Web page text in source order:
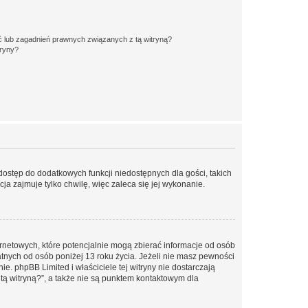
zagadnień prawnych związanych z tą witryną?
do dodatkowych funkcji niedostępnych dla gości, takich
zajmuje tylko chwilę, więc zaleca się jej wykonanie.
które potencjalnie mogą zbierać informacje od osób
od osób poniżej 13 roku życia. Jeżeli nie masz pewności
phpBB Limited i właściciele tej witryny nie dostarczają
witryną?”, a także nie są punktem kontaktowym dla